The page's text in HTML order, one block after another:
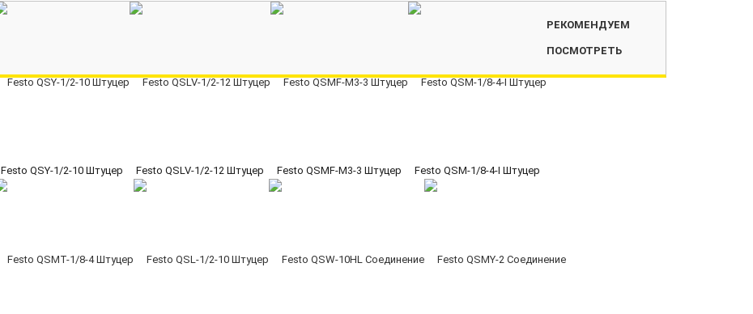
Festo QSY-1/2-10 Штуцер Festo QSLV-1/2-12 Штуцер Festo QSMF-M3-3 Штуцер Festo QSM-1/8-4-I Штуцер
РЕКОМЕНДУЕМ
ПОСМОТРЕТЬ